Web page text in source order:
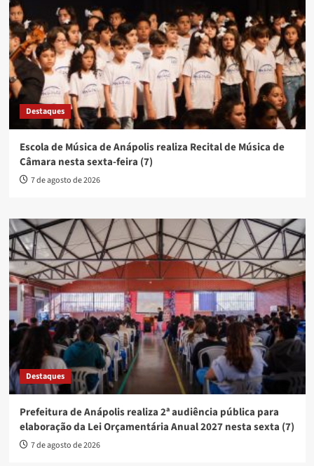
Destaques
Escola de Música de Anápolis realiza Recital de Música de
Câmara nesta sexta-feira (7)
7 de agosto de 2026
Destaques
Prefeitura de Anápolis realiza 2ª audiência pública para
elaboração da Lei Orçamentária Anual 2027 nesta sexta (7)
7 de agosto de 2026